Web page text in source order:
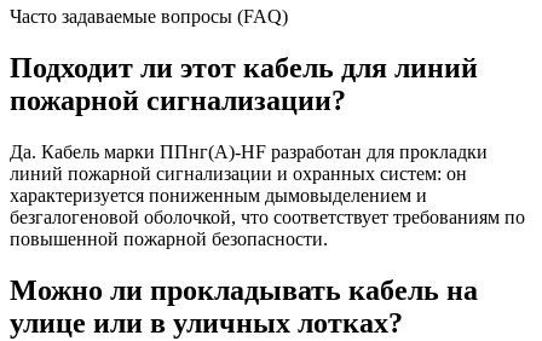
Часто задаваемые вопросы (FAQ)
Подходит ли этот кабель для линий
пожарной сигнализации?
Да. Кабель марки ППнг(A)-HF разработан для прокладки
линий пожарной сигнализации и охранных систем: он
характеризуется пониженным дымовыделением и
безгалогеновой оболочкой, что соответствует требованиям по
повышенной пожарной безопасности.
Можно ли прокладывать кабель на
улице или в уличных лотках?